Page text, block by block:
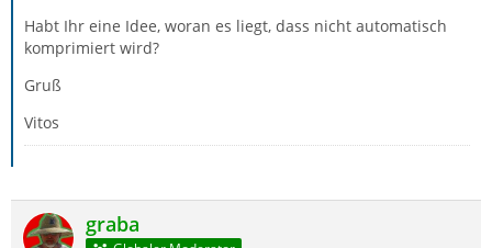
Habt Ihr eine Idee, woran es liegt, dass nicht automatisch
komprimiert wird?
Gruß
Vitos
graba